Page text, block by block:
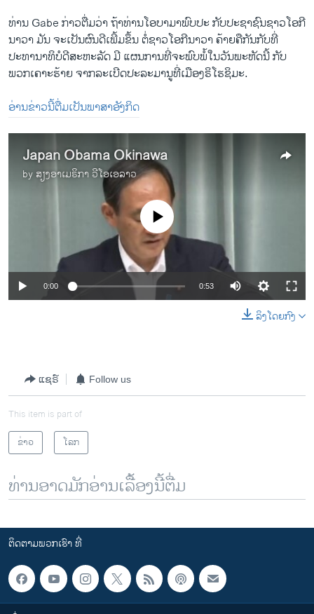
ທ່ານ Gabe ກ່າວ​ຕື່ມ​ວ່າ ຖ້າ​ທ່ານ​ໂອ​ບາ​ມາ​ພົບ​ປະ​ ກັບ​ປະຊາຊົນ​ຊາວໂອກີ​
ນາວາ ມັນ​ ຈະເປັນ​ຜົນ​ດີ​ເພີ້ມຂຶ້ນ ຕໍ່​ຊາວ​ໂອ​ກີ​ນາວາ ຄ້າຍຄື​ກັນ​ກັບ​ທີ່​
ປະທານາທິບໍດີ​ສະຫະລັດ ​ມີ ແຜນການ​ທີ່​ຈະ​ພົບ​ພໍ້​ໃນ​ວັນ​ພະຫັດ​ນີ້ ກັບ​
ພວກ​ເຄາະ​ຮ້າຍ​ ຈາກ​ລະ​ເບີດ​ປະລະມານູ​ທີ່ເມືອງຣິ​ໂຮ​ຊິ​ມະ.
ອ່ານຂ່າວນີ້ຕື່ມເປັນພາສາອັງກິດ
Japan Obama Okinawa
by ສຽງອາເມຣິກາ ວີໂອເອລາວ
No media source currently available
0:00 0:53
ລິງໂດຍກົງ
ແຊຣ໌ Follow us
This item is part of
ຂ່າວ
ໂລກ
ທ່ານອາດມັກອ່ານເລື້ອງນີ້ຕື່ມ
ຕິດຕາມພວກເຮົາ ທີ່